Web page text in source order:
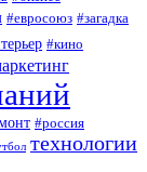
#евросоюз #загадка
#кино
#россия
технологии